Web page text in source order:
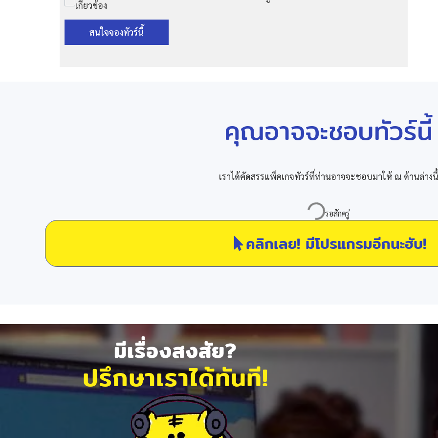
เกี่ยวข้อง
สนใจจองทัวร์นี้
คุณอาจจะชอบทัวร์นี้
เราได้คัดสรรแพ็คเกจทัวร์ที่ท่านอาจจะชอบมาให้ ณ ด้านล่างนี้
คลิกเลย! มีโปรแกรมอีกนะฮับ!
มีเรื่องสงสัย?
ปรึกษาเราได้ทันที!